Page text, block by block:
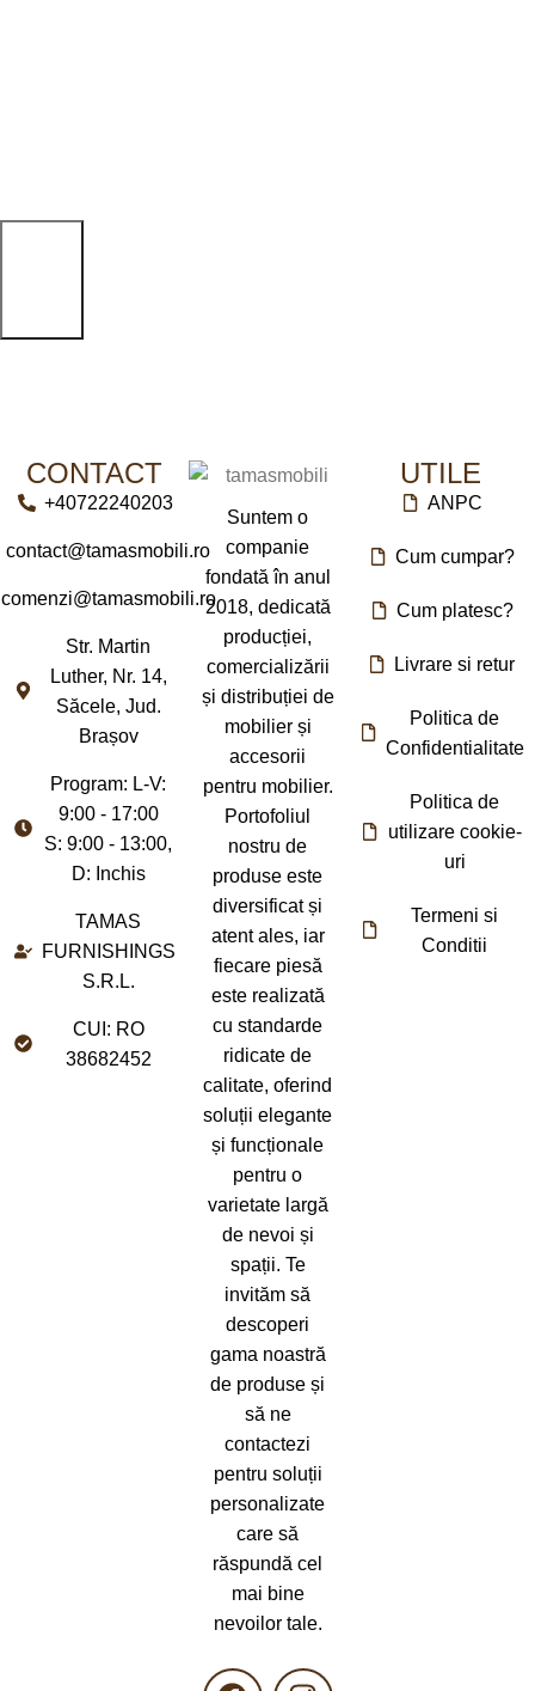
CONTACT
+40722240203
contact@tamasmobili.ro
comenzi@tamasmobili.ro
Str. Martin
Luther, Nr. 14,
Săcele, Jud.
Brașov
Program: L-V:
9:00 - 17:00
S: 9:00 - 13:00,
D: Inchis
TAMAS
FURNISHINGS
S.R.L.
CUI: RO
38682452
Suntem o
companie
fondată în anul
2018, dedicată
producției,
comercializării
și distribuției de
mobilier și
accesorii
pentru mobilier.
Portofoliul
nostru de
produse este
diversificat și
atent ales, iar
fiecare piesă
este realizată
cu standarde
ridicate de
calitate, oferind
soluții elegante
și funcționale
pentru o
varietate largă
de nevoi și
spații. Te
invităm să
descoperi
gama noastră
de produse și
să ne
contactezi
pentru soluții
personalizate
care să
răspundă cel
mai bine
nevoilor tale.
UTILE
ANPC
Cum cumpar?
Cum platesc?
Livrare si retur
Politica de
Confidentialitate
Politica de
utilizare cookie-
uri
Termeni si
Conditii